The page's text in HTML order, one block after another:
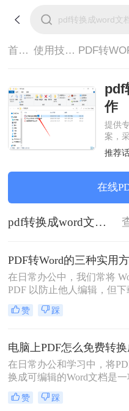
首页> 使用技巧>
pdf
作
提供
案，
1:1高
量处
助您
作，
推荐
在线
pdf转换成word文档怎么操作
在日常办公中，我们常将
PDF 以防止他人编辑，但下
PDF 往往又需要修改内容，
得不将 PDF 再转回 Word。
错乱，要么工具捆绑广告，
受损。那么 PDF 如何改成
档？本文从 转换质量、操作
件安全、批量能力 四个维度
种主流方法，帮助您快速选
的那一种。
赞 踩
在日常办公和学习中，将
换成可编辑的Word文档是
频的需求。PDF虽然版式固
篡改，但编辑修改较为困难
赞 踩